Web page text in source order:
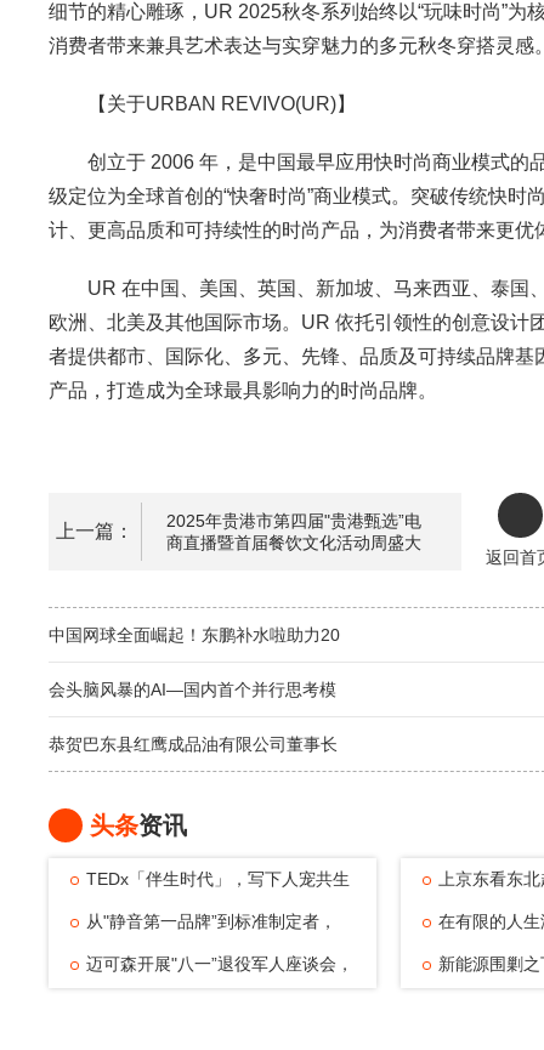
细节的精心雕琢，UR 2025秋冬系列始终以“玩味时尚”
消费者带来兼具艺术表达与实穿魅力的多元秋冬穿搭灵感
【关于URBAN REVIVO(UR)】
创立于 2006 年，是中国最早应用快时尚商业模式的
级定位为全球首创的“快奢时尚”商业模式。突破传统快
计、更高品质和可持续性的时尚产品，为消费者带来更优
UR 在中国、美国、英国、新加坡、马来西亚、泰国
欧洲、北美及其他国际市场。UR 依托引领性的创意设
者提供都市、国际化、多元、先锋、品质及可持续品牌
产品，打造成为全球最具影响力的时尚品牌。
上一篇：
2025年贵港市第四届"贵港甄选”电
商直播暨首届餐饮文化活动周盛大
返回首
中国网球全面崛起！东鹏补水啦助力20
会头脑风暴的AI—国内首个并行思考模
恭贺巴东县红鹰成品油有限公司董事长
头条资讯
TEDx「伴生时代」，写下人宠共生
的温暖注脚
从"静音第一品牌”到标准制定者，
TATA木门四
迈可森开展"八一”退役军人座谈会，
上京东看东
动，观赛
在有限的人
可能——浅
新能源围剿